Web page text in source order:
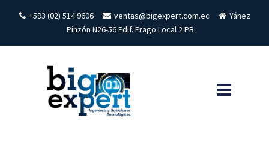
+593 (02) 514 9606 ventas@bigexpert.com.ec
Yánez
Pinzón N26-56 Edif. Frago Local 2 PB